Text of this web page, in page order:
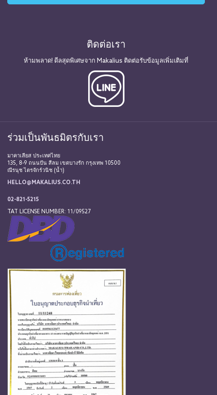
ติดต่อเรา
ห้ามพลาด! ดีลสุดพิเศษจาก Makalius ติดต่อรับข้อมูลเพิ่มเติมที่
ร่วมเป็นพันธมิตรกับเรา
มาคาเลียส ประเทศไทย
135, 8-9 ถนนปัน สีลม เขตบางรัก กรุงเทพ 10500
ณีรนุช ไตรจักร์วนิช (น้ำ)
HELLO@MAKALIUS.CO.TH
02-821-5215
TAT LICENSE NUMBER: 11/09527